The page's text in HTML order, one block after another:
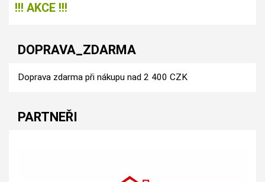
!!! AKCE !!!
DOPRAVA_ZDARMA
Doprava zdarma při nákupu nad 2 400 CZK
PARTNEŘI